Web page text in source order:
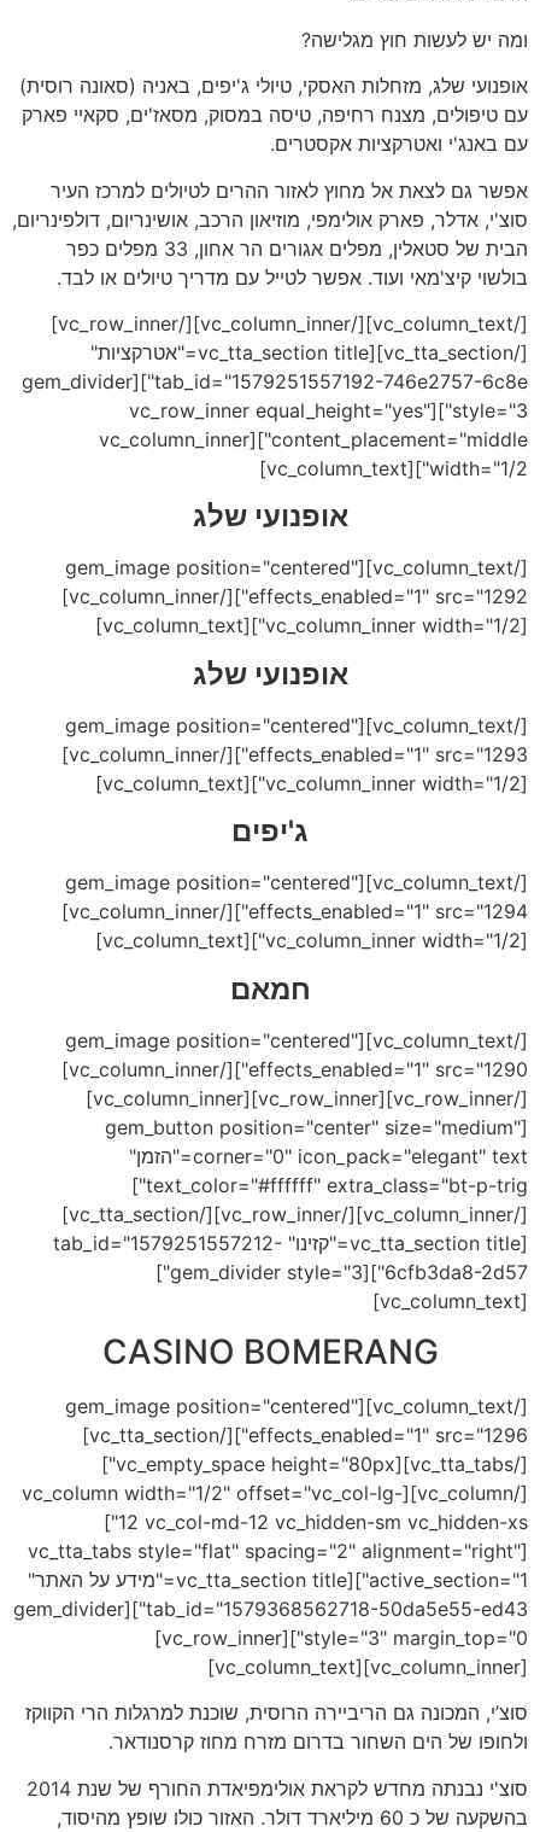
ומה יש לעשות חוץ מגלישה?
אופנועי שלג, מזחלות האסקי, טיולי ג'יפים, באניה (סאונה רוסית)
עם טיפולים, מצנח רחיפה, טיסה במסוק, מסאז'ים, סקאיי פארק
עם באנג'י ואטרקציות אקסטרים.
אפשר גם לצאת אל מחוץ לאזור ההרים לטיולים למרכז העיר
סוצ'י, אדלר, פארק אולימפי, מוזיאון הרכב, אושינריום, דולפינריום,
הבית של סטאלין, מפלים אגורים הר אחון, 33 מפלים כפר
בולשוי קיצ'מאי ועוד. אפשר לטייל עם מדריך טיולים או לבד.
[/vc_column_text][/vc_column_inner][/vc_row_inner]
[/vc_tta_section][vc_tta_section title="אטרקציות"
tab_id="1579251557192-746e2757-6c8e"][gem_divider
style="3"][vc_row_inner equal_height="yes"
content_placement="middle"][vc_column_inner
width="1/2"][vc_column_text]
אופנועי שלג
[/vc_column_text][gem_image position="centered"
effects_enabled="1" src="1292"][/vc_column_inner]
[vc_column_inner width="1/2"][vc_column_text]
אופנועי שלג
[/vc_column_text][gem_image position="centered"
effects_enabled="1" src="1293"][/vc_column_inner]
[vc_column_inner width="1/2"][vc_column_text]
ג'יפים
[/vc_column_text][gem_image position="centered"
effects_enabled="1" src="1294"][/vc_column_inner]
[vc_column_inner width="1/2"][vc_column_text]
חמאם
[/vc_column_text][gem_image position="centered"
effects_enabled="1" src="1290"][/vc_column_inner]
[/vc_row_inner][vc_row_inner][vc_column_inner]
[gem_button position="center" size="medium"
corner="0" icon_pack="elegant" text="הזמן"
text_color="#ffffff" extra_class="bt-p-trig"]
[/vc_column_inner][/vc_row_inner][/vc_tta_section]
[vc_tta_section title="קזינו" tab_id="1579251557212-
6cfb3da8-2d57"][gem_divider style="3"]
[vc_column_text]
CASINO BOMERANG
[/vc_column_text][gem_image position="centered"
effects_enabled="1" src="1296"][/vc_tta_section]
[/vc_tta_tabs][vc_empty_space height="80px"]
[/vc_column][vc_column width="1/2" offset="vc_col-lg-
12 vc_col-md-12 vc_hidden-sm vc_hidden-xs"]
[vc_tta_tabs style="flat" spacing="2" alignment="right"
active_section="1"][vc_tta_section title="מידע על האתר"
tab_id="1579368562718-50da5e55-ed43"][gem_divider
style="3" margin_top="0"][vc_row_inner]
[vc_column_inner][vc_column_text]
סוצ’י, המכונה גם הריביירה הרוסית, שוכנת למרגלות הרי הקווקז
ולחופו של הים השחור בדרום מזרח מחוז קרסנודאר.
סוצ'י נבנתה מחדש לקראת אולימפיאדת החורף של שנת 2014
בהשקעה של כ 60 מיליארד דולר. האזור כולו שופץ מהיסוד,